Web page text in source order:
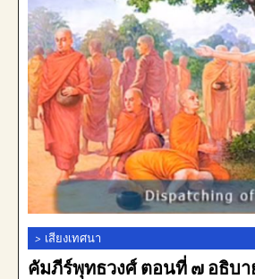
> เสียงเทศนา
คัมภีร์พุทธวงศ์ ตอนที่ ๗ อธิบา